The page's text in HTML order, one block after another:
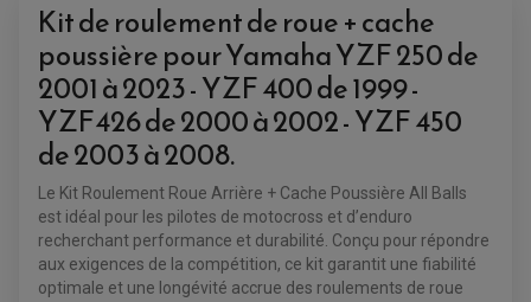
ACCESSOIRES QUAD
ACCESSOIRES ANODISES POUR QUAD
BOUCHON DE RÉSERVOIR QUAD
GUIDON QUAD
KIT DÉCO QUAD / SSV
KIT POIGNÉE DE GAZ QUAD
POIGNÉE QUAD
Kit de roulement de roue + cache
poussière pour Yamaha YZF 250 de
2001 à 2023 - YZF 400 de 1999 -
YZF426 de 2000 à 2002 - YZF 450
de 2003 à 2008.
Le Kit Roulement Roue Arrière + Cache Poussière All Balls
est idéal pour les pilotes de motocross et d’enduro
recherchant performance et durabilité. Conçu pour répondre
aux exigences de la compétition, ce kit garantit une fiabilité
optimale et une longévité accrue des roulements de roue